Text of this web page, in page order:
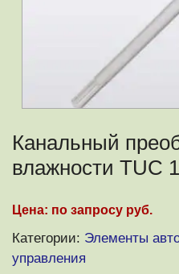
Канальный
влажности TUC
Цена: по запросу руб.
Категории: Элементы
управления